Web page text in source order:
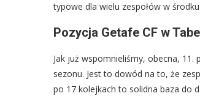
typowe dla wielu zespołów w
Pozycja Getafe CF w
Jak już wspomnieliśmy, obecna,
sezonu. Jest to dowód na to, że
po 17 kolejkach to solidna baza do